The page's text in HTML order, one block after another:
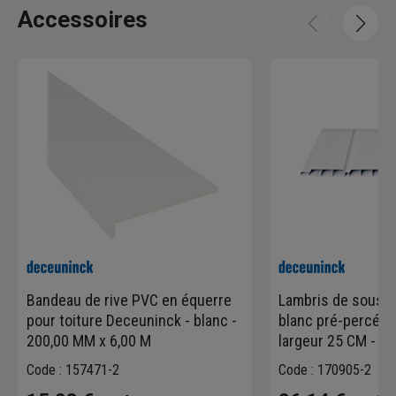
Accessoires
Bandeau de rive PVC en équerre
pour toiture Deceuninck - blanc -
200,00 MM x 6,00 M
Code : 157471-2
Lambris de sous-
blanc pré-percé -
largeur 25 CM -
Code : 170905-2